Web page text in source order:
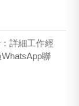
詳細工作經
聯